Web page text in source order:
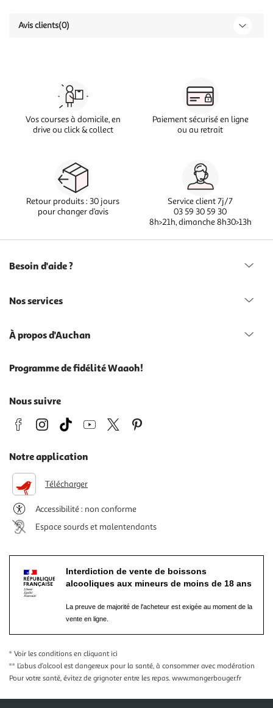
Avis clients(0)
Vos courses à domicile, en
drive ou click & collect
Paiement sécurisé en ligne
ou au retrait
Retour produits : 30 jours
pour changer d’avis
Service client 7j/7
03 59 30 59 30
8h>21h, dimanche 8h30>13h
Besoin d'aide ?
Nos services
À propos d'Auchan
Programme de fidélité Waaoh!
Nous suivre
Notre application
Télécharger
Accessibilité : non conforme
Espace sourds et malentendants
Interdiction de vente de boissons
alcooliques aux mineurs de moins de 18 ans
La preuve de majorité de l'acheteur est exigée au moment de la
vente en ligne.
* Voir les conditions en cliquant ici
** L’abus d’alcool est dangereux pour la santé, à consommer avec modération
Pour votre santé, évitez de grignoter entre les repas. www.mangerbouger.fr